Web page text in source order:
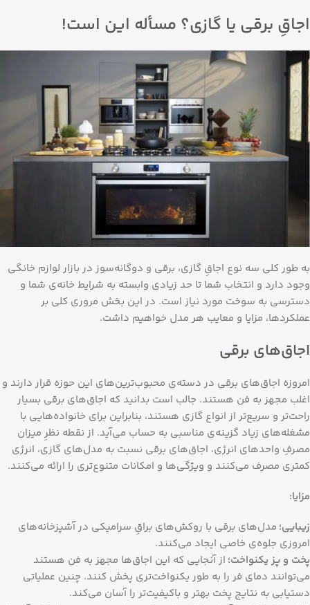
اجاقِ برقی یا گازی؟ مسأله این است!
به طور کلی سه نوع اجاقِ گازی، برقی و دوگانه‌سوز در بازار لوازم خانگی
وجود دارد و انتخاب شما تا حد زیادی وابسته به شرایط خانه‌ی شما و
دسترسی به سوخت مورد نیاز است. در این بخش مروری کلی بر
عملکردها، مزایا و معایب هر مدل خواهیم داشت.
اجاق‌های برقی
امروزه اجاق‌های برقی در دسته‌ی محبوب‌ترین‌های این حوزه قرار دارند و
اغلب مجهز به فن هستند. جالب است بدانید که اجاق‌های برقی بسیار
راحت‌تر و سریع‌تر از انواع گازی هستند، بنابراین برای خانواده‌هایی با
مشغله‌های زیاد گزینه‌ی مناسبی به حساب می‌آید. از نقطه نظرِ میزان
مصرفِ واحدهای انرژی، اجاق‌های برقی نسبت به مدل‌های گازی، انرژی
کمتری مصرف می‌کنند و ویژگی‌ها و امکانات متنوع‌‌تری را ارائه می‌کنند.
مزایا:
زیبایی؛ مدل‌های برقی با روکش‌های براقِ سرامیکی در آشپزخانه‌های
امروزی جلوه‌ی خاصی ایجاد می‌کنند.
پخت و پز یکنواخت؛ از آنجایی که این اجاق‌ها مجهز به فن هستند
می‌توانند دمای فر را به طور یکنواخت‌تری پخش کنند. چنین عملیاتی
دستیابی به نتایج پخت بهتر و باکیفیت‌تر را آسان می‌کند.